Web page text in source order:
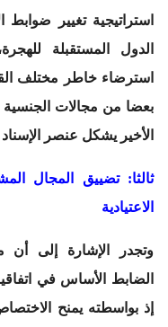
استراتيجية تغيير
الدول المستقبلة
استرضاء خاطر مختلف
بعضا من مجالات الجنسية
الأخير يشكل عنصر
ثالثا: تضييق المجال
الاعتيادية
وتجدر الإشارة إلى أن
إذ بواسطته يمنح